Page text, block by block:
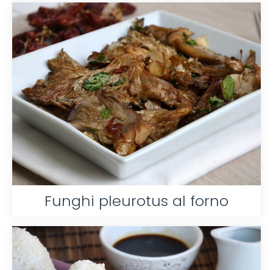
Funghi pleurotus al forno